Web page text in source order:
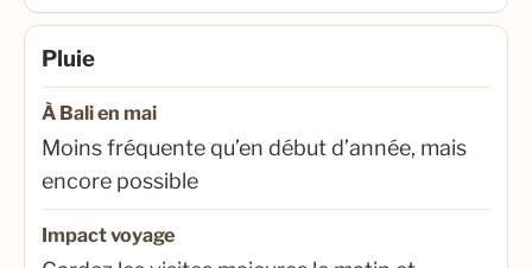
Pluie
À Bali en mai
Moins fréquente qu’en début d’année, mais
encore possible
Impact voyage